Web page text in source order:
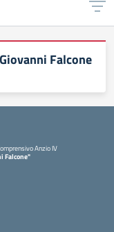
Falcone
Anzio IV
Falcone"